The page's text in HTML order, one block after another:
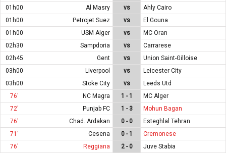
01h00
Al Masry vs
Ahly Cairo
01h00
Petrojet Suez vs
El Gouna
01h00
USM Alger vs
MC Oran
02h30
Sampdoria vs
Carrarese
02h45
Gent vs
Union Saint-Gilloise
03h00
Liverpool vs
Leicester City
03h00
Stoke City vs
Leeds Utd
76'
NC Magra 1 - 1
MC Alger
72'
Punjab FC 1 - 3
Mohun Bagan
76'
Chad. Ardakan 0 - 0
Esteghlal Tehran
71'
Cesena 0 - 1
Cremonese
76'
Reggiana 2 - 0
Juve Stabia